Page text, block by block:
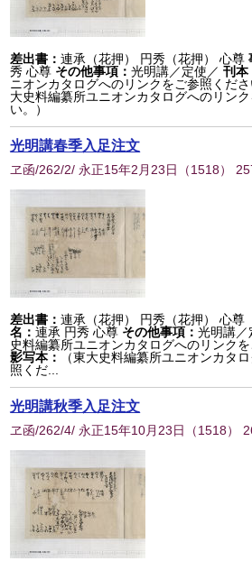
差出書：連承（花押） 円秀（花押） 心尊
秀 心尊 その他事項：光明講／定使／刊本
ニオンカタログへのリンクをご参照くださ
大史料編纂所ユニオンカタログへのリン
い。）
光明講春季入足注文
ヱ函/262/2/ 永正15年2月23日 （1518）
差出書：連承（花押） 円秀（花押） 心尊
名：連承 円秀 心尊 その他事項：光明講
史料編纂所ユニオンカタログへのリンクを
影写本：
（東大史料編纂所ユニオンカタ
照くだ...
光明講秋季入足注文
ヱ函/262/4/ 永正15年10月23日 （1518）